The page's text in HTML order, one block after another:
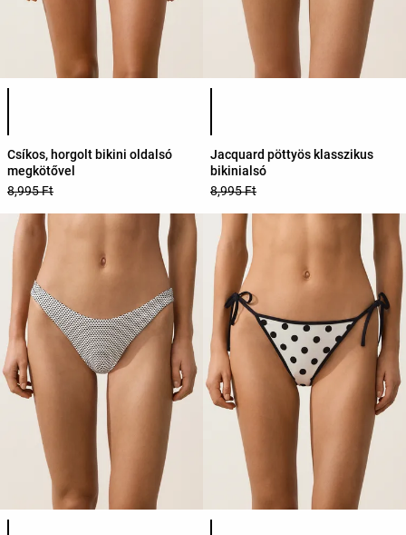
Termékszínek listája
Csíkos, horgolt bikini oldalsó
megkötővel
8,995 Ft
Termékszínek listája
Jacquard pöttyös klasszikus
bikinialsó
8,995 Ft
Termékszínek listája Termékszínek listája